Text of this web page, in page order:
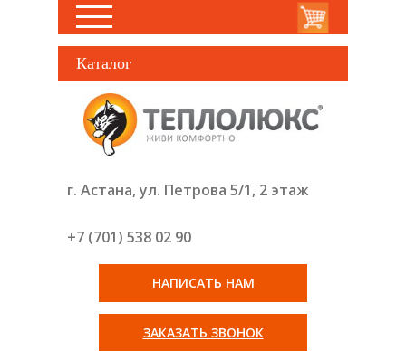
Каталог
г. Астана, ул. Петрова 5/1, 2 этаж
+7 (701) 538 02 90
НАПИСАТЬ НАМ
ЗАКАЗАТЬ ЗВОНОК